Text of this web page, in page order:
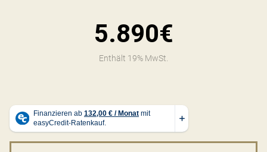
5.890€
Enthält 19% MwSt.